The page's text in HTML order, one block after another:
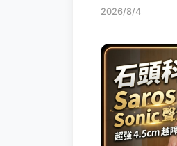
機器人開箱評測
2026/8/4